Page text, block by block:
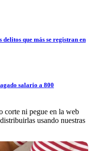
delitos que más se registran en
salario a 800
corte ni pegue en la web
usando nuestras